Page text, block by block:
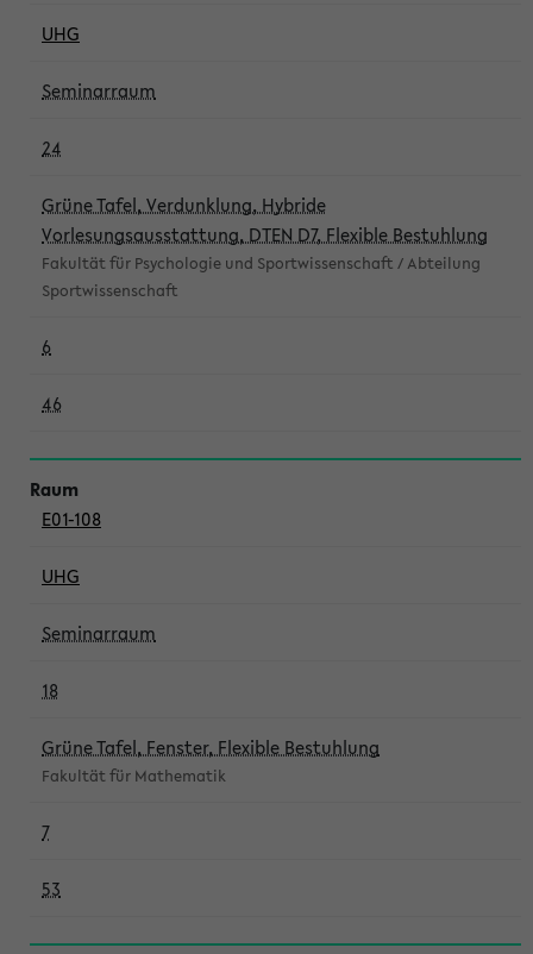
UHG
Seminarraum
24
Grüne Tafel, Verdunklung, Hybride
Vorlesungsausstattung, DTEN D7, Flexible Bestuhlung
Fakultät für Psychologie und Sportwissenschaft / Abteilung
Sportwissenschaft
6
46
E01-108
UHG
Seminarraum
18
Grüne Tafel, Fenster, Flexible Bestuhlung
Fakultät für Mathematik
7
53